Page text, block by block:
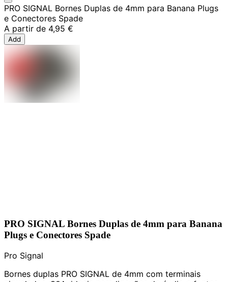
PRO SIGNAL Bornes Duplas de 4mm para Banana Plugs
e Conectores Spade
A partir de 4,95 €
Add
PRO SIGNAL Bornes Duplas de 4mm para Banana
Plugs e Conectores Spade
Pro Signal
Bornes duplas PRO SIGNAL de 4mm com terminais